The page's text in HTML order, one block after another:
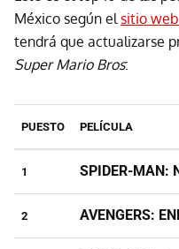
México según el sitio
tendrá que actualizarse
Super Mario Bros:
PUESTO PELÍCULA
1 SPIDER-MAN:
2 AVENGERS: